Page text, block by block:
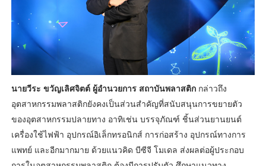
นายวีระ ขวัญเลิศจิตต์ ผู้อำนวยการ สถาบันพลาสติกกล่าวถึง
อุตสาหกรรมพลาสติกยังคงเป็นส่วนสำคัญที่สนับสนุนการขยายตัว
ของอุตสาหกรรมปลายทาง อาทิเช่น บรรจุภัณฑ์ ชิ้นส่วนยานยนต์
เครื่องใช้ไฟฟ้า อุปกรณ์อิเล็กทรอนิกส์ การก่อสร้าง อุปกรณ์ทางการ
แพทย์ และอีกมากมาย ด้วยแนวคิด บีซีจี โมเดล ส่งผลต่อผู้ประกอบ